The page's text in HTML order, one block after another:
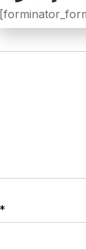
Les
*